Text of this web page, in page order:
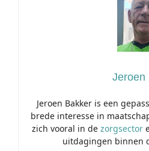
Jeroen
Jeroen Bakker is een
brede interesse in
zich vooral in de zorgsector
uitdagingen binnen